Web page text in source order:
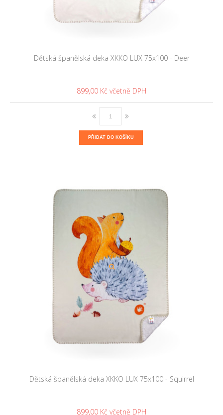
Dětská španělská deka XKKO LUX 75x100 - Deer
899,00 Kč
PŘIDAT DO KOŠÍKU
Dětská španělská deka XKKO LUX 75x100 - Squirrel
899,00 Kč